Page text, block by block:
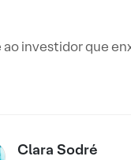
investidor que
Clara Sodré